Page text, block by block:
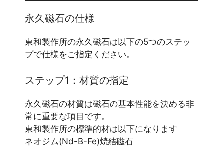
永久磁石の仕様
東和製作所の永久磁石は以下の5つのステッ
プで仕様をご指定ください。
ステップ1：材質の指定
永久磁石の材質は磁石の基本性能を決める非
常に重要な項目です。
東和製作所の標準的材は以下になります
ネオジム(Nd-B-Fe)焼結磁石